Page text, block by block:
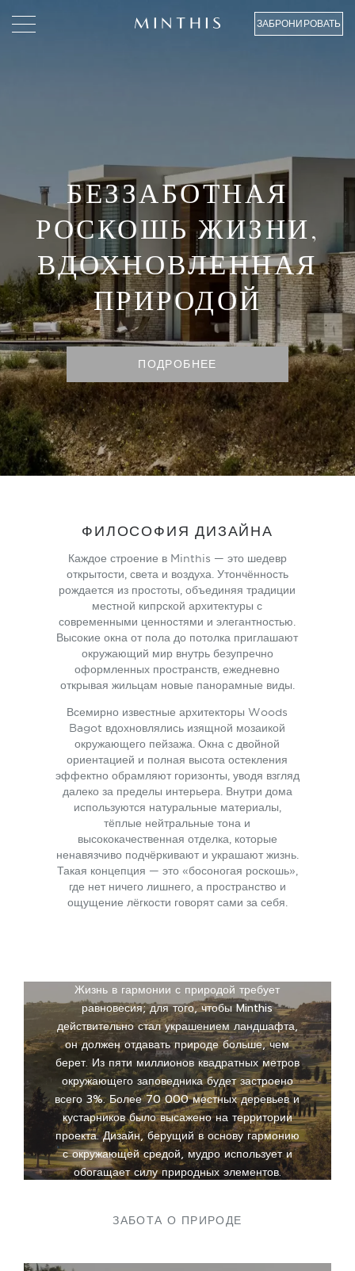
БЕЗЗАБОТНАЯ
РОСКОШЬ ЖИЗНИ,
ВДОХНОВЛЕННАЯ
ПРИРОДОЙ
ПОДРОБНЕЕ
ЗАБРОНИРОВАТЬ
ФИЛОСОФИЯ ДИЗАЙНА
Каждое строение в Minthis — это шедевр
открытости, света и воздуха. Утончённость
рождается из простоты, объединяя традиции
местной кипрской архитектуры с
современными ценностями и элегантностью.
Высокие окна от пола до потолка приглашают
окружающий мир внутрь безупречно
оформленных пространств, ежедневно
открывая жильцам новые панорамные виды.
Всемирно известные архитекторы Woods
Bagot вдохновлялись изящной мозаикой
окружающего пейзажа. Окна с двойной
ориентацией и полная высота остекления
эффектно обрамляют горизонты, уводя взгляд
далеко за пределы интерьера. Внутри дома
используются натуральные материалы,
тёплые нейтральные тона и
высококачественная отделка, которые
ненавязчиво подчёркивают и украшают жизнь.
Такая концепция — это «босоногая роскошь»,
где нет ничего лишнего, а пространство и
ощущение лёгкости говорят сами за себя.
Жизнь в гармонии с природой требует
равновесия; для того, чтобы Minthis
действительно стал украшением ландшафта,
он должен отдавать природе больше, чем
берет. Из пяти миллионов квадратных метров
окружающего заповедника будет застроено
всего 3%. Более 70 000 местных деревьев и
кустарников было высажено на территории
проекта. Дизайн, берущий в основу гармонию
с окружающей средой, мудро использует и
обогащает силу природных элементов.
ЗАБОТА О ПРИРОДЕ